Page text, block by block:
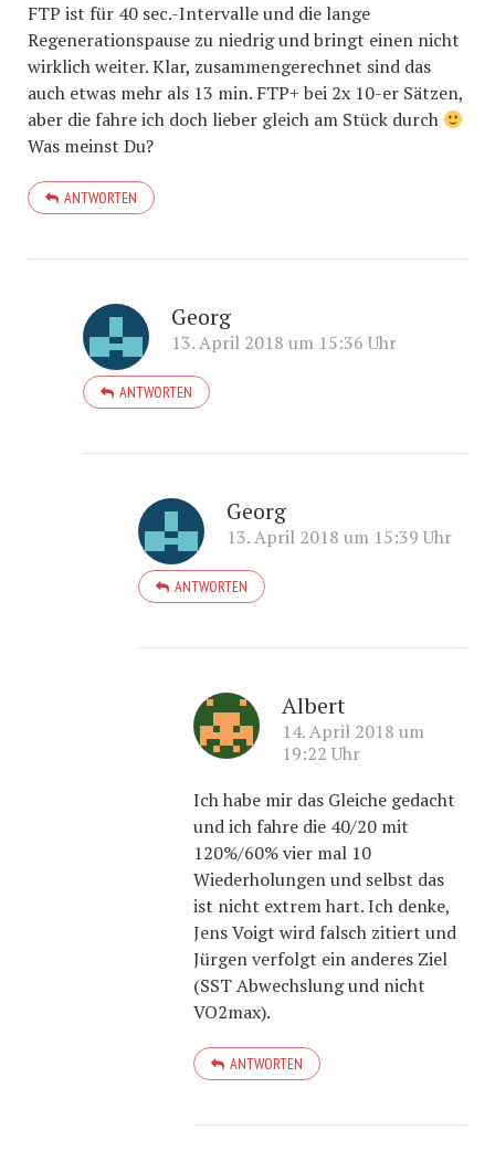
FTP ist für 40 sec.-Intervalle und die lange
Regenerationspause zu niedrig und bringt einen nicht
wirklich weiter. Klar, zusammengerechnet sind das
auch etwas mehr als 13 min. FTP+ bei 2x 10-er Sätzen,
aber die fahre ich doch lieber gleich am Stück durch
Was meinst Du?
ANTWORTEN
Georg
13. April 2018 um 15:36 Uhr
ANTWORTEN
Georg
13. April 2018 um 15:39 Uhr
ANTWORTEN
Albert
14. April 2018 um
19:22 Uhr
Ich habe mir das Gleiche gedacht
und ich fahre die 40/20 mit
120%/60% vier mal 10
Wiederholungen und selbst das
ist nicht extrem hart. Ich denke,
Jens Voigt wird falsch zitiert und
Jürgen verfolgt ein anderes Ziel
(SST Abwechslung und nicht
VO2max).
ANTWORTEN